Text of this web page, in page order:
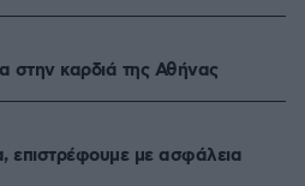
στην καρδιά της Αθήνας
επιστρέφουμε με ασφάλεια